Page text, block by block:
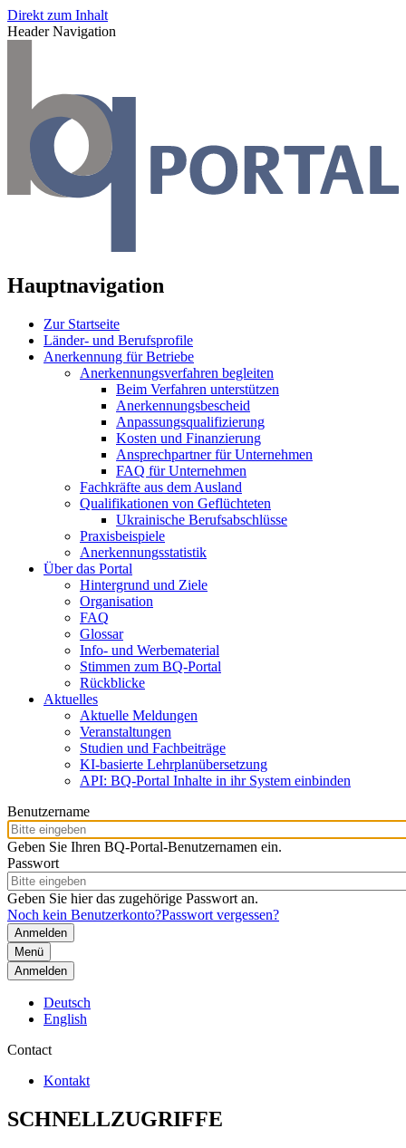
Direkt zum Inhalt
Header Navigation
Hauptnavigation
Zur Startseite
Länder- und Berufsprofile
Anerkennung für Betriebe
Anerkennungsverfahren begleiten
Beim Verfahren unterstützen
Anerkennungsbescheid
Anpassungsqualifizierung
Kosten und Finanzierung
Ansprechpartner für Unternehmen
FAQ für Unternehmen
Fachkräfte aus dem Ausland
Qualifikationen von Geflüchteten
Ukrainische Berufsabschlüsse
Praxisbeispiele
Anerkennungsstatistik
Über das Portal
Hintergrund und Ziele
Organisation
FAQ
Glossar
Info- und Werbematerial
Stimmen zum BQ-Portal
Rückblicke
Aktuelles
Aktuelle Meldungen
Veranstaltungen
Studien und Fachbeiträge
KI-basierte Lehrplanübersetzung
API: BQ-Portal Inhalte in ihr System einbinden
Benutzername
Geben Sie Ihren BQ-Portal-Benutzernamen ein.
Passwort
Geben Sie hier das zugehörige Passwort an.
Noch kein Benutzerkonto?Passwort vergessen?
Menü
Anmelden
Deutsch
English
Contact
Kontakt
SCHNELLZUGRIFFE